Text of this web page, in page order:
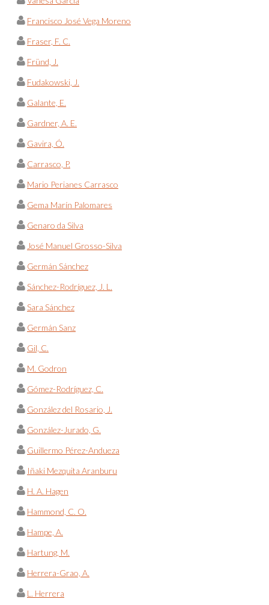
Francisco José Vega Moreno
Fraser, F. C.
Fründ, J.
Fudakowski, J.
Galante, E.
Gardner, A. E.
Gavira, Ó.
Carrasco, P.
Mario Perianes Carrasco
Gema Marín Palomares
Genaro da Silva
José Manuel Grosso-Silva
Germán Sánchez
Sánchez-Rodríguez, J. L.
Sara Sánchez
Germán Sanz
Gil, C.
M. Godron
Gómez-Rodríguez, C.
González del Rosario, J.
González-Jurado, G.
Guillermo Pérez-Andueza
Iñaki Mezquita Aranburu
H. A. Hagen
Hammond, C. O.
Hampe, A.
Hartung, M.
Herrera-Grao, A.
L. Herrera